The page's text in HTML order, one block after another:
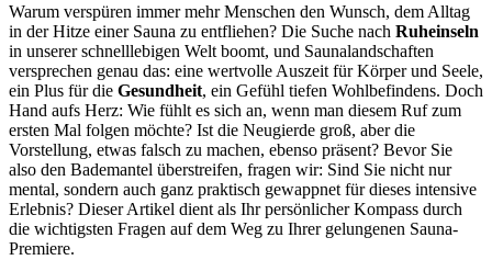
Warum verspüren immer mehr Menschen den Wunsch, dem Alltag
in der Hitze einer Sauna zu entfliehen? Die Suche nach Ruheinseln
in unserer schnelllebigen Welt boomt, und Saunalandschaften
versprechen genau das: eine wertvolle Auszeit für Körper und Seele,
ein Plus für die Gesundheit, ein Gefühl tiefen Wohlbefindens. Doch
Hand aufs Herz: Wie fühlt es sich an, wenn man diesem Ruf zum
ersten Mal folgen möchte? Ist die Neugierde groß, aber die
Vorstellung, etwas falsch zu machen, ebenso präsent? Bevor Sie
also den Bademantel überstreifen, fragen wir: Sind Sie nicht nur
mental, sondern auch ganz praktisch gewappnet für dieses intensive
Erlebnis? Dieser Artikel dient als Ihr persönlicher Kompass durch
die wichtigsten Fragen auf dem Weg zu Ihrer gelungenen Sauna-
Premiere.